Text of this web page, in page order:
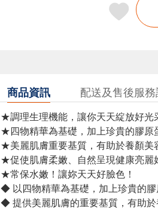
商品資訊 配送及售後服
★調理生理機能，讓你天天綻放好光
★四物精華為基礎，加上珍貴的膠原
★美麗肌膚重要基質，有助於養顏美
★促使肌膚柔嫩、自然呈現健康亮麗
★常保水嫩！讓妳天天好臉色！
◆ 以四物精華為基礎，加上珍貴的膠
◆ 提供美麗肌膚的重要基質，有助